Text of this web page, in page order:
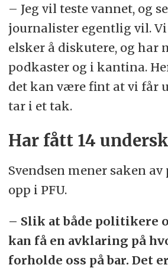
– Jeg vil teste vannet, og
journalister egentlig vil. Vi
elsker å diskutere, og har
podkaster og i kantina.
det kan være fint at vi får
tar i et tak.
Har fått 14
Svendsen mener saken
opp i PFU.
– Slik at både politikere
kan få en avklaring på
forholde oss på bar. Det